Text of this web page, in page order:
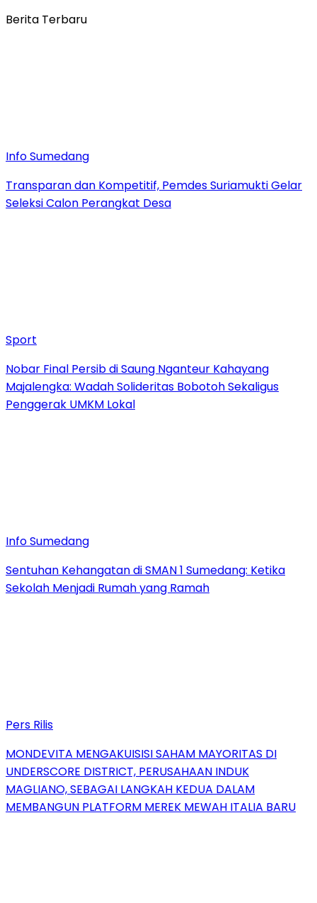
Berita Terbaru
Info Sumedang
Transparan dan Kompetitif, Pemdes Suriamukti Gelar
Seleksi Calon Perangkat Desa
Sport
Nobar Final Persib di Saung Nganteur Kahayang
Majalengka: Wadah Solideritas Bobotoh Sekaligus
Penggerak UMKM Lokal
Info Sumedang
Sentuhan Kehangatan di SMAN 1 Sumedang: Ketika
Sekolah Menjadi Rumah yang Ramah
Pers Rilis
MONDEVITA MENGAKUISISI SAHAM MAYORITAS DI
UNDERSCORE DISTRICT, PERUSAHAAN INDUK
MAGLIANO, SEBAGAI LANGKAH KEDUA DALAM
MEMBANGUN PLATFORM MEREK MEWAH ITALIA BARU